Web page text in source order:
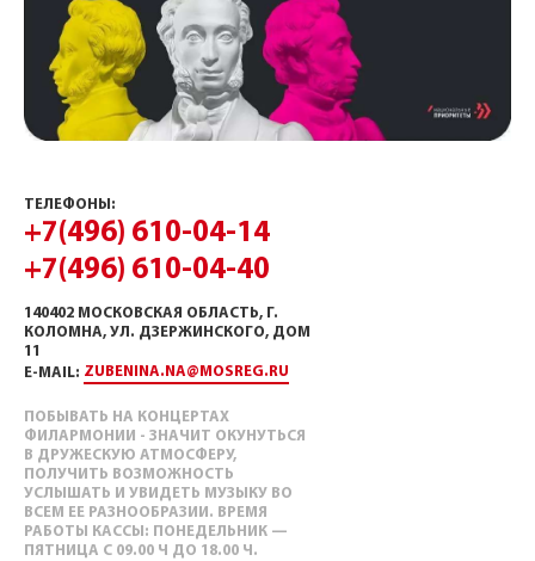
ТЕЛЕФОНЫ:
+7(496) 610-04-14
+7(496) 610-04-40
140402 МОСКОВСКАЯ ОБЛАСТЬ, Г.
КОЛОМНА, УЛ. ДЗЕРЖИНСКОГО, ДОМ
11
E-MAIL: ZUBENINA.NA@MOSREG.RU
ПОБЫВАТЬ НА КОНЦЕРТАХ
ФИЛАРМОНИИ - ЗНАЧИТ ОКУНУТЬСЯ
В ДРУЖЕСКУЮ АТМОСФЕРУ,
ПОЛУЧИТЬ ВОЗМОЖНОСТЬ
УСЛЫШАТЬ И УВИДЕТЬ МУЗЫКУ ВО
ВСЕМ ЕЕ РАЗНООБРАЗИИ. ВРЕМЯ
РАБОТЫ КАССЫ: ПОНЕДЕЛЬНИК —
ПЯТНИЦА С 09.00 Ч ДО 18.00 Ч.